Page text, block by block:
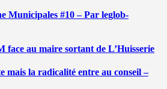
Municipales #10 – Par leglob-
face au maire sortant de L’Huisserie
mais la radicalité entre au conseil –